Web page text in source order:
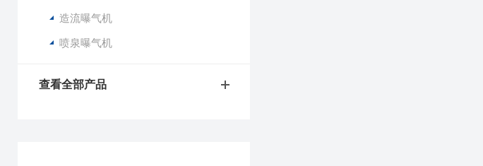
造流曝气机
喷泉曝气机
查看全部产品